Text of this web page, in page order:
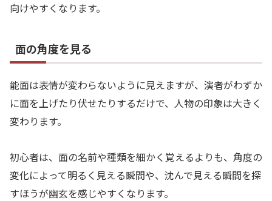
向けやすくなります。
面の角度を見る
能面は表情が変わらないように見えますが、演者がわずか
に面を上げたり伏せたりするだけで、人物の印象は大きく
変わります。
初心者は、面の名前や種類を細かく覚えるよりも、角度の
変化によって明るく見える瞬間や、沈んで見える瞬間を探
すほうが幽玄を感じやすくなります。